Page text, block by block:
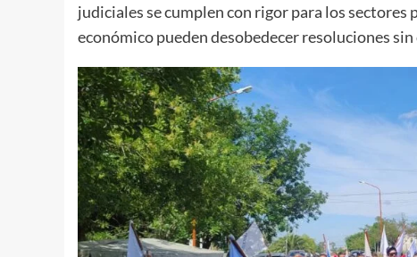
judiciales se cumplen con rigor para los sectores
económico pueden desobedecer resoluciones